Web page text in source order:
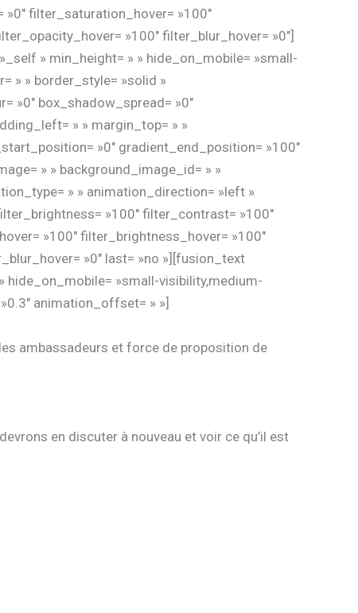
filter_saturation_hover= »100″
»100″ filter_blur_hover= »0″]
» min_height= » » hide_on_mobile= »small-
» » border_style= »solid »
»0″ box_shadow_spread= »0″
» » margin_top= » »
»0″ gradient_end_position= »100″
» » background_image_id= » »
» » animation_direction= »left »
»100″ filter_contrast= »100″
»100″ filter_brightness_hover= »100″
»0″ last= »no »][fusion_text
hide_on_mobile= »small-visibility,medium-
animation_offset= » »]
ambassadeurs et force de proposition de
en discuter à nouveau et voir ce qu’il est